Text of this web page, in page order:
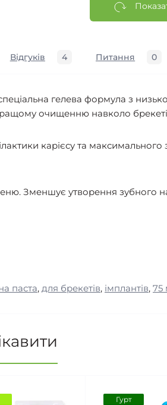
Відгуків 4 Питання 0
гелева формула з
очищенню навколо
карієсу та максимального
Зменшує утворення зубного
паста, для брекетів, імплантів, 75
Гурт